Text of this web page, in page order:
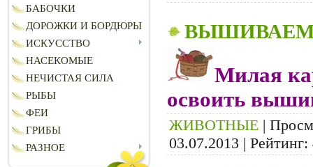
БАБОЧКИ
ДОРОЖКИ И БОРДЮРЫ
ИСКУССТВО
НАСЕКОМЫЕ
НЕЧИСТАЯ СИЛА
РЫБЫ
ФЕИ
ГРИБЫ
РАЗНОЕ
ВЫШИВАЕМ
Милая
освоить
ЖИВОТНЫЕ |
03.07.2013 | Рейтинг: